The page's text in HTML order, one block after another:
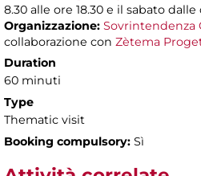
8.30 alle ore 18.30 e il sabato dalle
Organizzazione: Sovrintendenza
collaborazione con Zètema
Duration
60 minuti
Type
Thematic visit
Booking compulsory: Sì